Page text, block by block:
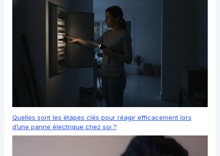
Quelles sont les étapes clés pour réagir efficacement lors
d’une panne électrique chez soi ?